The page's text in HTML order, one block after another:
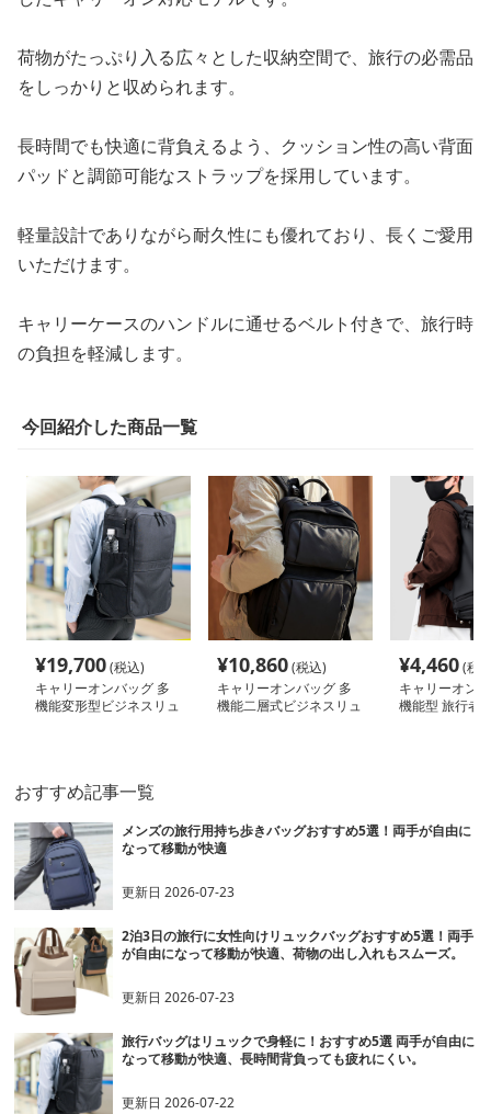
荷物がたっぷり入る広々とした収納空間で、旅行の必需品
をしっかりと収められます。
長時間でも快適に背負えるよう、クッション性の高い背面
パッドと調節可能なストラップを採用しています。
軽量設計でありながら耐久性にも優れており、長くご愛用
いただけます。
キャリーケースのハンドルに通せるベルト付きで、旅行時
の負担を軽減します。
今回紹介した商品一覧
¥19,700(税込)
キャリーオンバッグ 多
機能変形型ビジネスリュ
¥10,860(税込)
キャリーオンバッグ 多
機能二層式ビジネスリュ
¥4,460(税
キャリーオン
機能型 旅行者
おすすめ記事一覧
メンズの旅行用持ち歩きバッグおすすめ5選！両手が自由に
なって移動が快適
更新日2026-07-23
2泊3日の旅行に女性向けリュックバッグおすすめ5選！両手
が自由になって移動が快適、荷物の出し入れもスムーズ。
更新日2026-07-23
旅行バッグはリュックで身軽に！おすすめ5選 両手が自由に
なって移動が快適、長時間背負っても疲れにくい。
更新日2026-07-22